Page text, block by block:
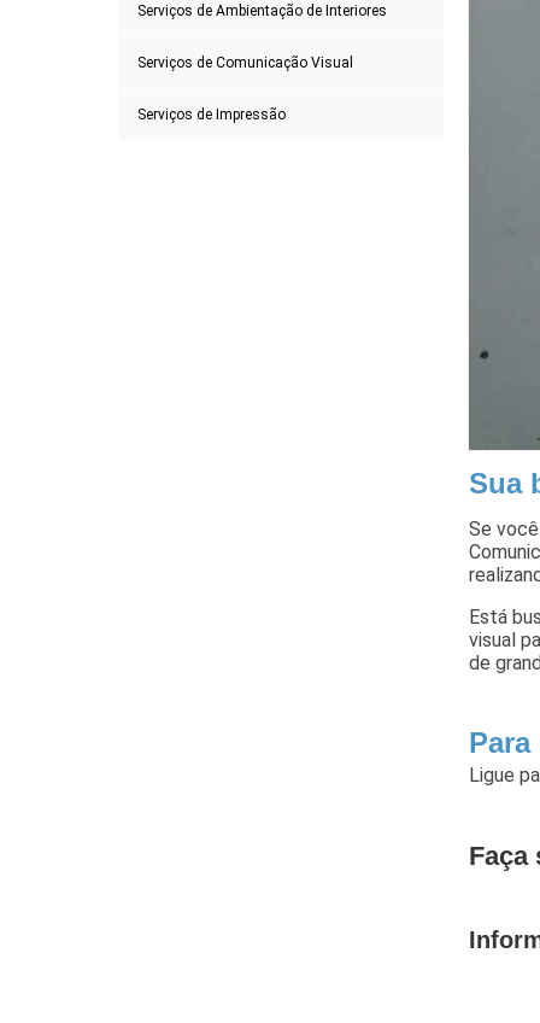
Serviços de Ambientação de Interiores
Serviços de Comunicação Visual
Serviços de Impressão
Sua
Se
Está
visual
de
Ligue
Faça